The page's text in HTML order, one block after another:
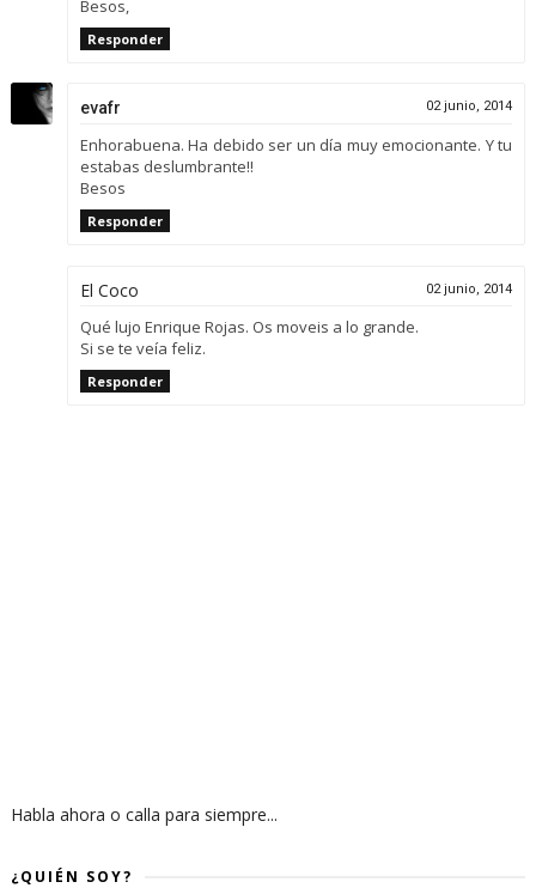
Besos,
Responder
evafr 02 junio, 2014
Enhorabuena. Ha debido ser un día muy emocionante. Y tu
estabas deslumbrante!!
Besos
Responder
El Coco 02 junio, 2014
Qué lujo Enrique Rojas. Os moveis a lo grande.
Si se te veía feliz.
Responder
Habla ahora o calla para siempre...
¿QUIÉN SOY?